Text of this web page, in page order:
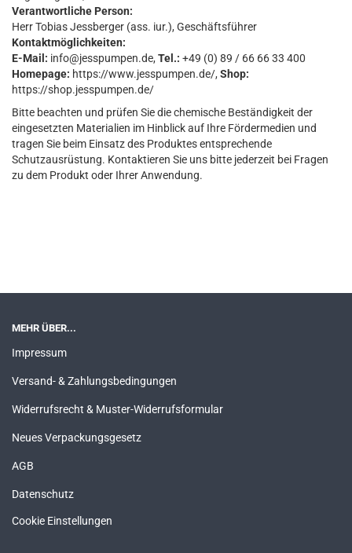
Verantwortliche Person:
Herr Tobias Jessberger (ass. iur.), Geschäftsführer
Kontaktmöglichkeiten:
E-Mail: info@jesspumpen.de, Tel.: +49 (0) 89 / 66 66 33 400
Homepage: https://www.jesspumpen.de/, Shop:
https://shop.jesspumpen.de/
Bitte beachten und prüfen Sie die chemische Beständigkeit der
eingesetzten Materialien im Hinblick auf Ihre Fördermedien und
tragen Sie beim Einsatz des Produktes entsprechende
Schutzausrüstung. Kontaktieren Sie uns bitte jederzeit bei Fragen
zu dem Produkt oder Ihrer Anwendung.
MEHR ÜBER...
Impressum
Versand- & Zahlungsbedingungen
Widerrufsrecht & Muster-Widerrufsformular
Neues Verpackungsgesetz
AGB
Datenschutz
Cookie Einstellungen